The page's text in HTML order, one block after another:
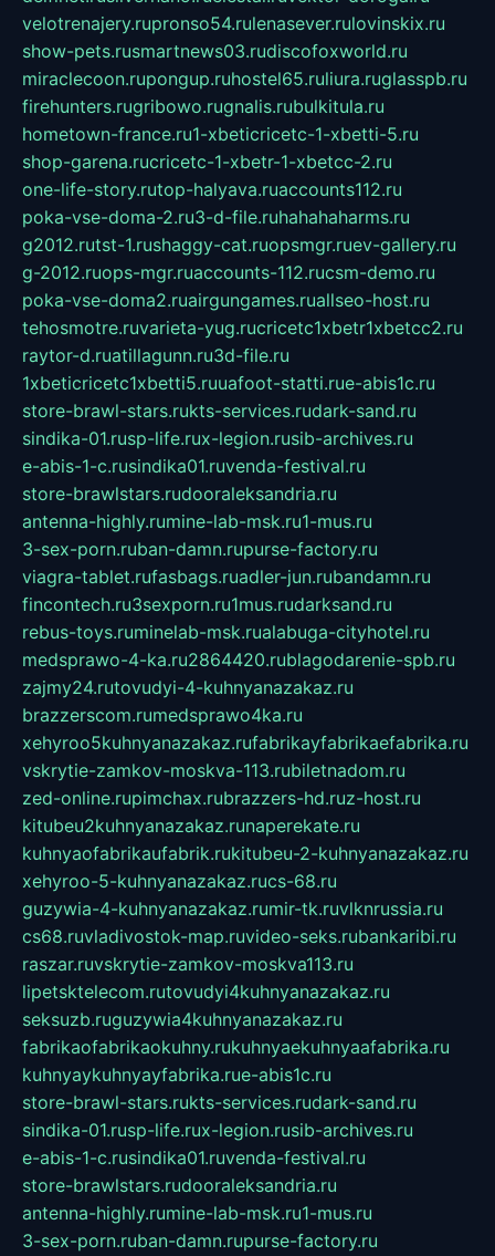
velotrenajery.rupronso54.rulenasever.rulovinskix.ru
show-pets.rusmartnews03.rudiscofoxworld.ru
miraclecoon.rupongup.ruhostel65.ruliura.ruglasspb.ru
firehunters.rugribowo.rugnalis.rubulkitula.ru
hometown-france.ru1-xbeticricetc-1-xbetti-5.ru
shop-garena.rucricetc-1-xbetr-1-xbetcc-2.ru
one-life-story.rutop-halyava.ruaccounts112.ru
poka-vse-doma-2.ru3-d-file.ruhahahaharms.ru
g2012.rutst-1.rushaggy-cat.ruopsmgr.ruev-gallery.ru
g-2012.ruops-mgr.ruaccounts-112.rucsm-demo.ru
poka-vse-doma2.ruairgungames.ruallseo-host.ru
tehosmotre.ruvarieta-yug.rucricetc1xbetr1xbetcc2.ru
raytor-d.ruatillagunn.ru3d-file.ru
1xbeticricetc1xbetti5.ruuafoot-statti.rue-abis1c.ru
store-brawl-stars.rukts-services.rudark-sand.ru
sindika-01.rusp-life.rux-legion.rusib-archives.ru
e-abis-1-c.rusindika01.ruvenda-festival.ru
store-brawlstars.rudooraleksandria.ru
antenna-highly.rumine-lab-msk.ru1-mus.ru
3-sex-porn.ruban-damn.rupurse-factory.ru
viagra-tablet.rufasbags.ruadler-jun.rubandamn.ru
fincontech.ru3sexporn.ru1mus.rudarksand.ru
rebus-toys.ruminelab-msk.rualabuga-cityhotel.ru
medsprawo-4-ka.ru2864420.rublagodarenie-spb.ru
zajmy24.rutovudyi-4-kuhnyanazakaz.ru
brazzerscom.rumedsprawo4ka.ru
xehyroo5kuhnyanazakaz.rufabrikayfabrikaefabrika.ru
vskrytie-zamkov-moskva-113.rubiletnadom.ru
zed-online.rupimchax.rubrazzers-hd.ruz-host.ru
kitubeu2kuhnyanazakaz.runaperekate.ru
kuhnyaofabrikaufabrik.rukitubeu-2-kuhnyanazakaz.ru
xehyroo-5-kuhnyanazakaz.rucs-68.ru
guzywia-4-kuhnyanazakaz.rumir-tk.ruvlknrussia.ru
cs68.ruvladivostok-map.ruvideo-seks.rubankaribi.ru
raszar.ruvskrytie-zamkov-moskva113.ru
lipetsktelecom.rutovudyi4kuhnyanazakaz.ru
seksuzb.ruguzywia4kuhnyanazakaz.ru
fabrikaofabrikaokuhny.rukuhnyaekuhnyaafabrika.ru
kuhnyaykuhnyayfabrika.rue-abis1c.ru
store-brawl-stars.rukts-services.rudark-sand.ru
sindika-01.rusp-life.rux-legion.rusib-archives.ru
e-abis-1-c.rusindika01.ruvenda-festival.ru
store-brawlstars.rudooraleksandria.ru
antenna-highly.rumine-lab-msk.ru1-mus.ru
3-sex-porn.ruban-damn.rupurse-factory.ru